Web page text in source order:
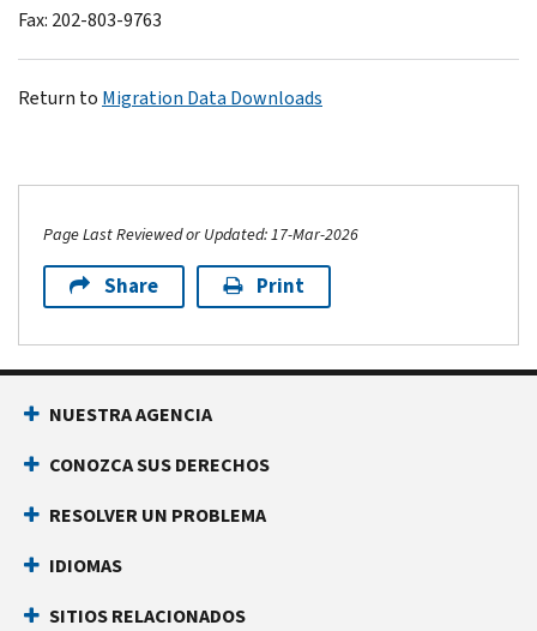
Fax: 202-803-9763
Return to Migration Data Downloads
Page Last Reviewed or Updated: 17-Mar-2026
Share Print
NUESTRA AGENCIA
CONOZCA SUS DERECHOS
RESOLVER UN PROBLEMA
IDIOMAS
SITIOS RELACIONADOS